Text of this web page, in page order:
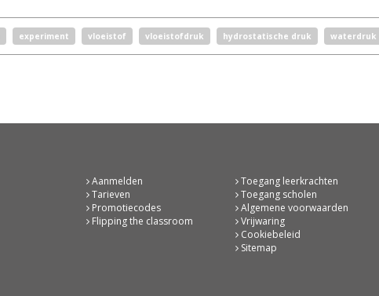
experiment vloeistof vloeistofdruk hydrostatische druk waterdruk
Aanmelden
Tarieven
Promotiecodes
Flipping the classroom
Toegang leerkrachten
Toegang scholen
Algemene voorwaarden
Vrijwaring
Cookiebeleid
Sitemap